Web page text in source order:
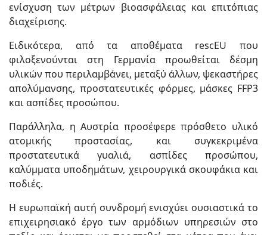
ενίσχυση των μέτρων βιοασφάλειας και επιτόπιας
διαχείρισης.
Ειδικότερα, από τα αποθέματα rescEU που
φιλοξενούνται στη Γερμανία προωθείται δέσμη
υλικών που περιλαμβάνει, μεταξύ άλλων, ψεκαστήρες
απολύμανσης, προστατευτικές φόρμες, μάσκες FFP3
και ασπίδες προσώπου.
Παράλληλα, η Αυστρία προσέφερε πρόσθετο υλικό
ατομικής προστασίας, και συγκεκριμένα
προστατευτικά γυαλιά, ασπίδες προσώπου,
καλύμματα υποδημάτων, χειρουργικά σκουφάκια και
ποδιές.
Η ευρωπαϊκή αυτή συνδρομή ενισχύει ουσιαστικά το
επιχειρησιακό έργο των αρμόδιων υπηρεσιών στο